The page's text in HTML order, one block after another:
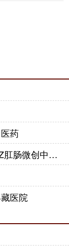
药
馆陶县中医院举办“肛肠科专科联盟XNZ肛肠微创中心”揭牌仪式
医院